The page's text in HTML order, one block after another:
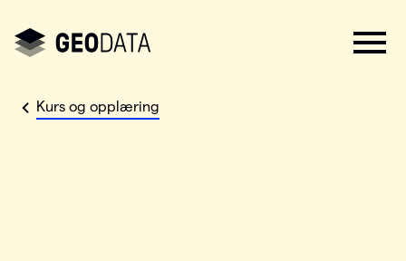
Kurs og opplæring